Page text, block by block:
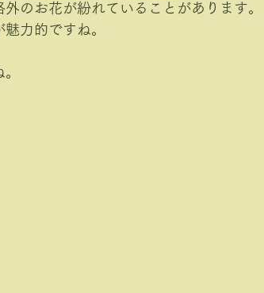
のお花が紛れていることがあります。
力的ですね。